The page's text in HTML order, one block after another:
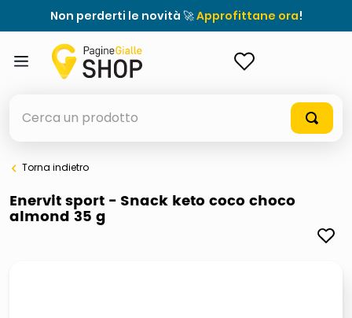
Non perderti le novità 🚀Approfittane ora!
elenchi telefonici
meme
Torna indietro
Enervit sport - Snack keto coco choco
almond 35 g